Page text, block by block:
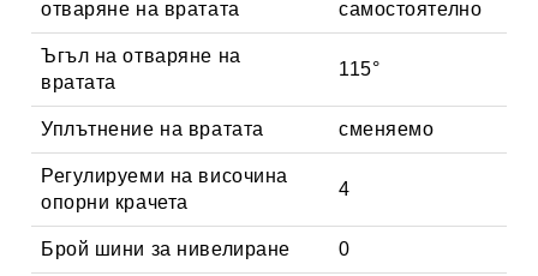
отваряне на вратата
самостоятелно
Ъгъл на отваряне на
вратата
115°
Уплътнение на вратата сменяемо
Регулируеми на височина
опорни крачета
4
Брой шини за нивелиране 0